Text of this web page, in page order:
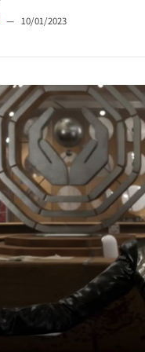
— 10/01/2023